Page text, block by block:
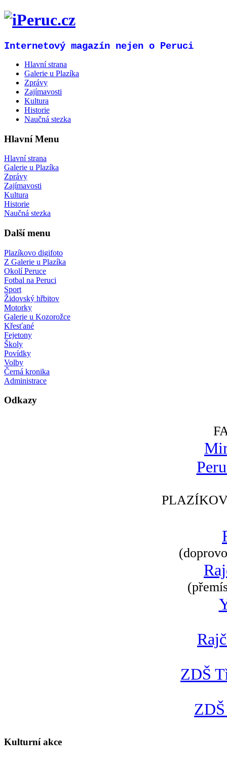
Internetový magazín nejen o Peruci
Hlavní strana
Galerie u Plazíka
Zprávy
Zajímavosti
Kultura
Historie
Naučná stezka
Hlavní Menu
Hlavní strana
Galerie u Plazíka
Zprávy
Zajímavosti
Kultura
Historie
Naučná stezka
Další menu
Plazíkovo digifoto
Z Galerie u Plazíka
Okolí Peruce
Fotbal na Peruci
Sport
Židovský hřbitov
Motorky
Galerie u Kozorožce
Křesťané
Fejetony
Školy
Povídky
Volby
Černá kronika
Administrace
Odkazy
ZDŠ
Kulturní akce